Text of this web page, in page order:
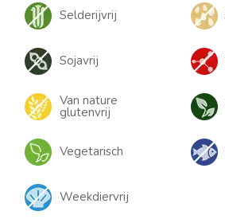
Selderijvrij
Sojavrij
Van nature
glutenvrij
Vegetarisch
Weekdiervrij